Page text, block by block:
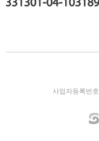
사업자등록